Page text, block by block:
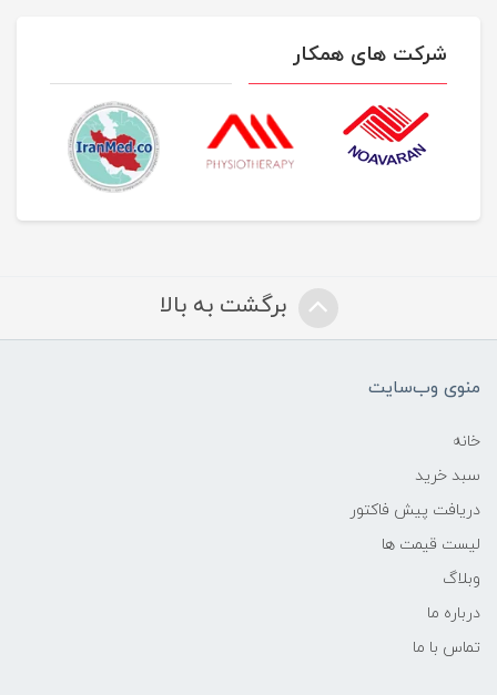
شرکت های همکار
برگشت به بالا
منوی وب‌سایت
خانه
سبد خرید
دریافت پیش فاکتور
لیست قیمت ها
وبلاگ
درباره ما
تماس با ما